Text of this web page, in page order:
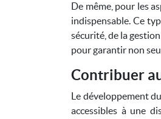
De même, pour les
indispensable. Ce
sécurité, de la
pour garantir non
Contribuer
Le développement
accessibles à une